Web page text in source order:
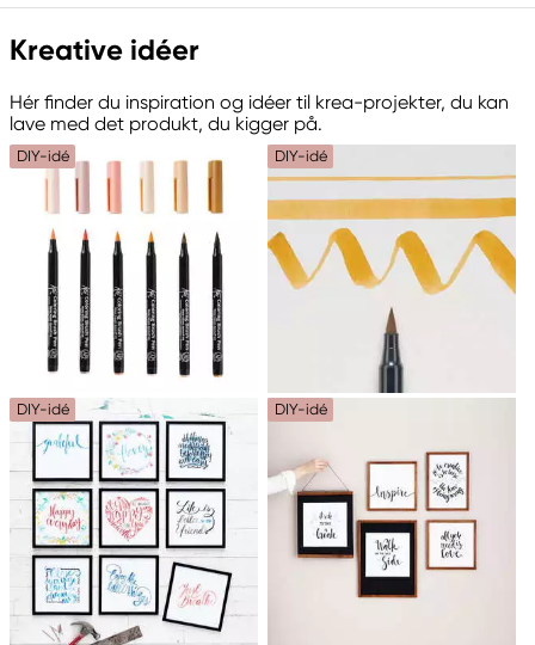
Kreative idéer
Hér finder du inspiration og idéer til krea-projekter, du kan
lave med det produkt, du kigger på.
DIY-idé DIY-idé
DIY-idé DIY-idé